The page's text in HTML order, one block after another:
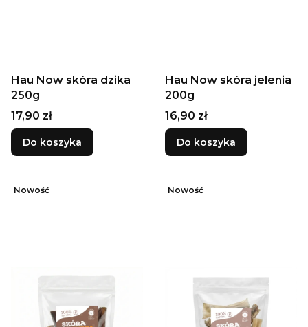
Hau Now skóra dzika
250g
Cena
17,90 zł
Do koszyka
Hau Now skóra jelenia
200g
Cena
16,90 zł
Do koszyka
Nowość Nowość